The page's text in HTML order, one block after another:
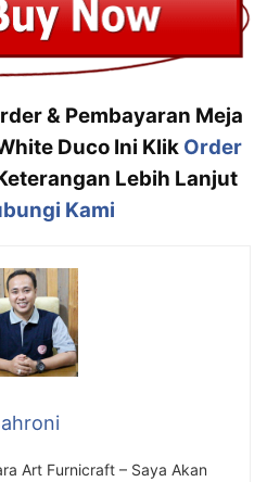
& Pembayaran Meja
Duco Ini Klik Order
Lebih Lanjut
Kami
Art Furnicraft – Saya Akan